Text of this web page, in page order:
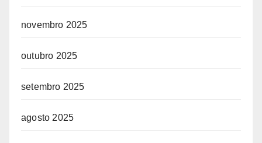
novembro 2025
outubro 2025
setembro 2025
agosto 2025